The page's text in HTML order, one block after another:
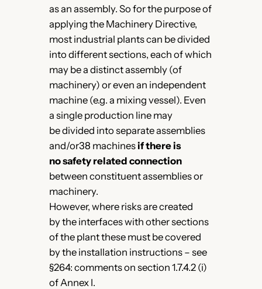
as an assembly. So for the purpose of
applying the Machinery Directive,
most industrial plants can be divided
into different sections, each of which
may be a distinct assembly (of
machinery) or even an independent
machine (e.g. a mixing vessel). Even
a single production line may
be divided into separate assemblies
and/or38 machines if there is
no safety related connection
between constituent assemblies or
machinery.
However, where risks are created
by the interfaces with other sections
of the plant these must be covered
by the installation instructions – see
§264: comments on section 1.7.4.2 (i)
of Annex I.